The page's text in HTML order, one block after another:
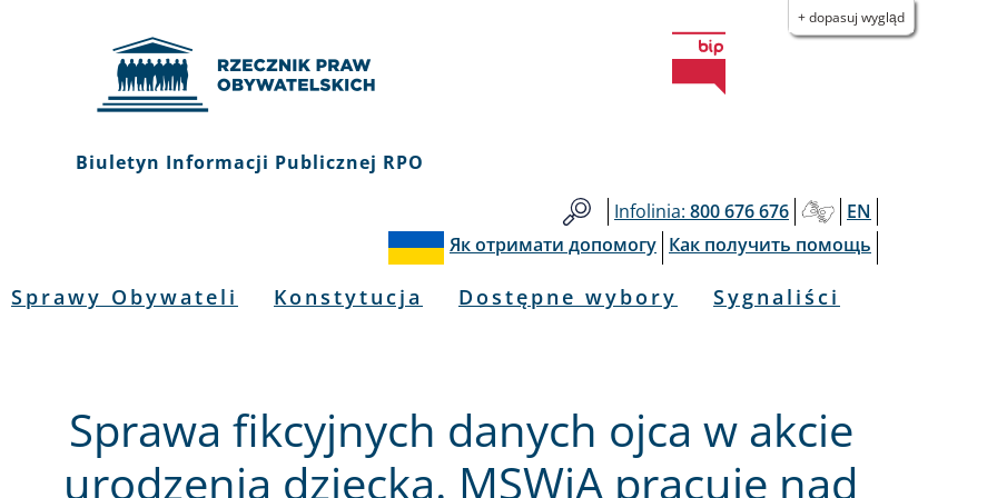
+ dopasuj wygląd
Biuletyn Informacji Publicznej RPO
Infolinia: 800 676 676
EN
Як отримати допомогу Как получить помощь
Sprawy Obywateli Konstytucja Dostępne wybory Sygnaliści
Sprawa fikcyjnych danych ojca w akcie
urodzenia dziecka. MSWiA pracuje nad